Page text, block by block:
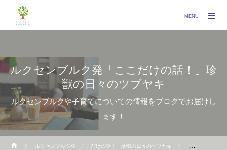
ルクセンブルク発「ここだけの話！」珍
獣の日々のツブヤキ
ルクセンブルクや子育てについての情報をブログでお届けし
ます！
ルクセンブルク発「ここだけの話！」珍獣の日々のツブヤキ
MENU